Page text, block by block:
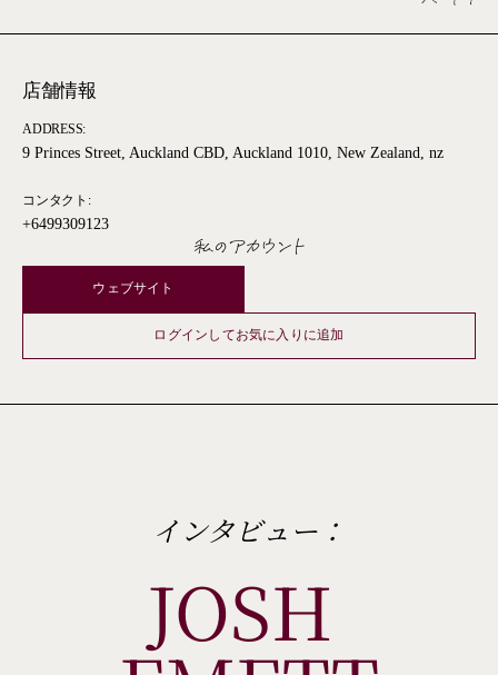
店舗情報
ADDRESS:
9 Princes Street, Auckland CBD, Auckland 1010, New Zealand, nz
コンタクト:
+6499309123
私のアカウント
ウェブサイト
ログインしてお気に入りに追加
インタビュー：
JOSH